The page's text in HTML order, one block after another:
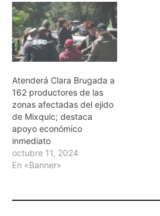
Atenderá Clara Brugada a
162 productores de las
zonas afectadas del ejido
de Mixquic; destaca
apoyo económico
inmediato
octubre 11, 2024
En «Banner»